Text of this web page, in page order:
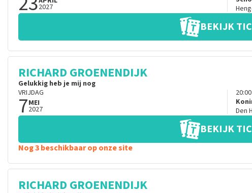
2027
BEKIJK
RICHARD GROENENDIJK
Gelukkig heb je mij nog
VRIJDAG
7MEI
2027
20:00
Den
BEKIJK
Nog 3 beschikbaar op onze site
RICHARD GROENENDIJK